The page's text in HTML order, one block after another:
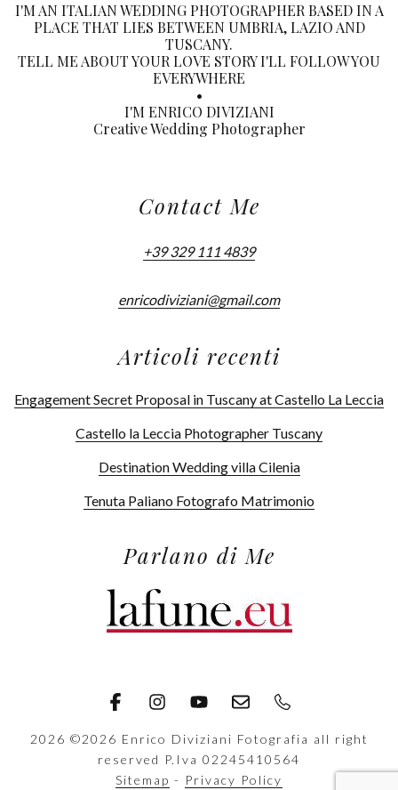
I'M AN ITALIAN WEDDING PHOTOGRAPHER BASED IN A
PLACE THAT LIES BETWEEN UMBRIA, LAZIO AND
TUSCANY.
TELL ME ABOUT YOUR LOVE STORY I'LL FOLLOW YOU
EVERYWHERE
•
I'M ENRICO DIVIZIANI
Creative Wedding Photographer
Contact Me
+39 329 111 4839
enricodiviziani@gmail.com
Articoli recenti
Engagement Secret Proposal in Tuscany at Castello La Leccia
Castello la Leccia Photographer Tuscany
Destination Wedding villa Cilenia
Tenuta Paliano Fotografo Matrimonio
Parlano di Me
2026 ©2026 Enrico Diviziani Fotografia all right
reserved P.Iva 02245410564
Sitemap - Privacy Policy